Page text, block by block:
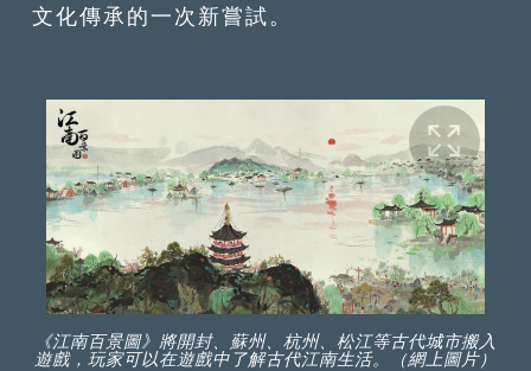
文化傳承的一次新嘗試。
《江南百景圖》將開封、蘇州、杭州、松江等古代城市搬入
遊戲，玩家可以在遊戲中了解古代江南生活。（網上圖片）